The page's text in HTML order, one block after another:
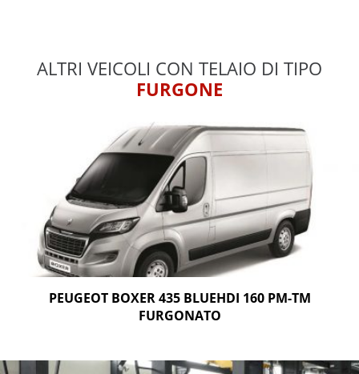
ALTRI VEICOLI CON TELAIO DI TIPO
FURGONE
PEUGEOT BOXER 435 BLUEHDI 160 PM-TM
FURGONATO